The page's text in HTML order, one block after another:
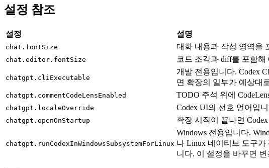
설정 참조
설정 설명
chat.fontSize 대화 내용과 작성 영역을
chat.editor.fontSize 코드 조각과 diff를 포함
chatgpt.cliExecutable
개발 전용입니다. Codex
면 확장의 일부가 예상대
chatgpt.commentCodeLensEnabled TODO 주석 위에
chatgpt.localeOverride Codex UI의 선호 언어입
chatgpt.openOnStartup 확장 시작이 끝나면
chatgpt.runCodexInWindowsSubsystemForLinux
Windows 전용입니다.
나 Linux 네이티브 도구가
니다. 이 설정을 바꾸면